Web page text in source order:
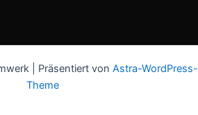
| Präsentiert von Astra-WordPress-
Theme